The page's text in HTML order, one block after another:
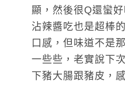
顯，然後很Q還蠻
沾辣醬吃也是超棒
口感，但味道不是
一些些，老實說下
下豬大腸跟豬皮，